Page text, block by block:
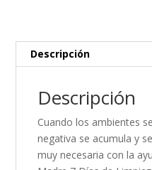
Descripción
Descripción
Cuando los ambientes
negativa se acumula y
muy necesaria con la